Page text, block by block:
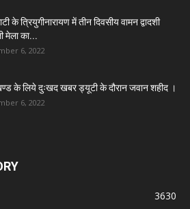
के त्रियुगीनारायण में तीन दिवसीय वामन द्वादशी
मेला का...
6, 2022
के लिये दुःखद खबर ड्यूटी के दौरान जवान शहीद ।
6, 2022
3630